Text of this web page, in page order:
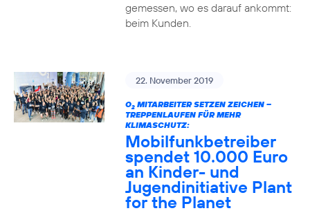
gemessen, wo es darauf ankommt:
beim Kunden.
22. November 2019
O2MITARBEITER SETZEN ZEICHEN –
TREPPENLAUFEN FÜR MEHR
KLIMASCHUTZ:
Mobilfunkbetreiber
spendet 10.000 Euro
an Kinder- und
Jugendinitiative Plant
for the Planet